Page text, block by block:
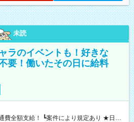
未読
ラのイベントも！好きな
要！働いたその日に給料